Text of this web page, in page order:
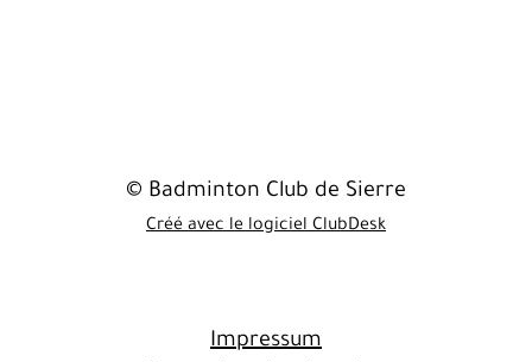
© Badminton Club de Sierre
Créé avec le logiciel ClubDesk
Impressum